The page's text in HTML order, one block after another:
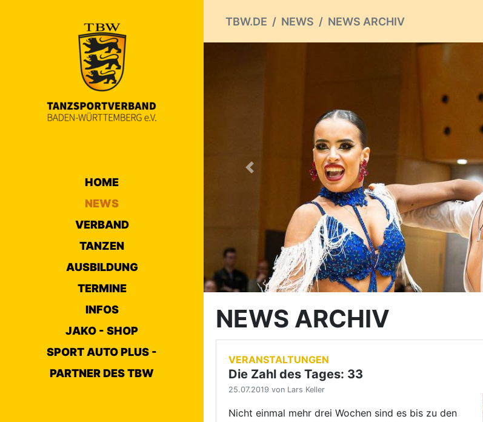
HOME
NEWS
VERBAND
TANZEN
AUSBILDUNG
TERMINE
INFOS
JAKO - SHOP
SPORT AUTO PLUS -
PARTNER DES TBW
TBW.DE NEWS NEWS ARCHIV
NEWS ARCHIV
VERANSTALTUNGEN
Die Zahl des Tages: 33
25.07.2019 von Lars Keller
Nicht einmal mehr drei Wochen sind es bis zu den
33. German Open Championships (GOC). Von 13.
bis 16. August ist die Tanzwelt wieder in Stuttgart
zu Gast. Und es gibt einige tolle Neuigkeiten für
dieses…
weiterlesen
HAUPTGRUPPE
Großartiger Erfolg für
21.07.2019 von Lars Keller